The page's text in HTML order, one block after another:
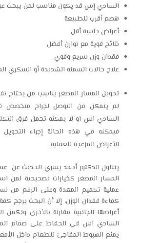
السادي إس قد يكون مناسب لمن يبحث
هضم أقرب للطبيعة
أعراض جانبية أقل
نتائج قوية مع توازن أفضل
فقدان وزن سريع وقوي
علاج حالات السمنة الشديدة أو السكري
تحويل المسار المصغر يناسب من يحتاج
لم يتمكن من التوصل لجراح متخصص
السادي اس او لا يمكنه تحمل فرق
فيمكنه في هذه الحالة إجراء
الأعراض المزعجة للعملية.
المسار المصغر كخيارات تصحيحية لمن
عملية تكميم المعدة وعلى الرغم من
كفاءة فقدان الوزن، إلا أن البحث يرجح
أعراضها الجانبية مقارنة بالأخرى
السادي اس في الحفاظ على صمام
يمنع الهبوط المفاجئ للطعام داخل